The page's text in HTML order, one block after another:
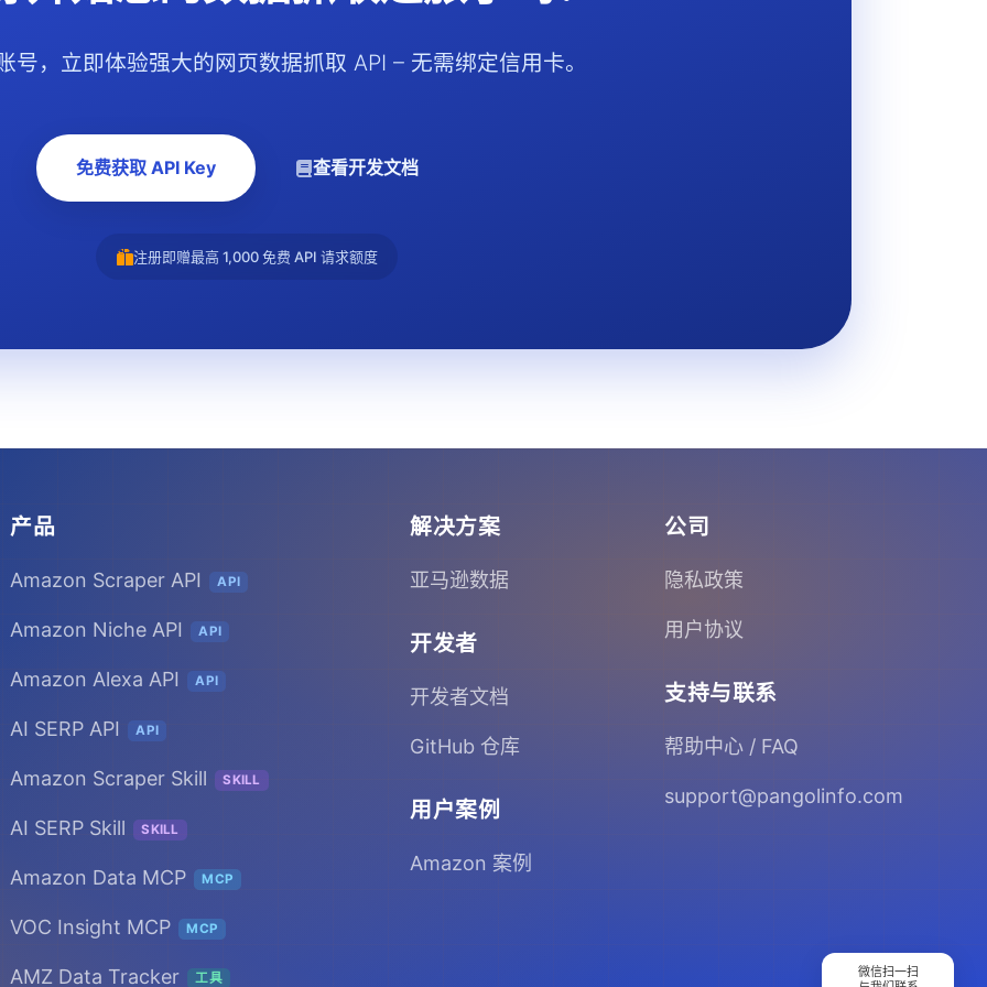
号，立即体验强大的网页数据抓取 API – 无需绑定信用卡。
免费获取 API Key 查看开发文档
注册即赠最高 1,000 免费 API 请求额度
产品
Amazon Scraper API API
Amazon Niche API API
Amazon Alexa API API
AI SERP API API
Amazon Scraper Skill SKILL
AI SERP Skill SKILL
Amazon Data MCP MCP
VOC Insight MCP MCP
AMZ Data Tracker 工具
解决方案
亚马逊数据
开发者
开发者文档
GitHub 仓库
用户案例
Amazon 案例
公司
隐私政策
用户协议
支持与联系
帮助中心 / FAQ
support@pangolinfo.com
微信扫一扫